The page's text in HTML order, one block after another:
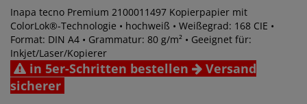
Inapa tecno Premium 2100011497 Kopierpapier mit
ColorLok®-Technologie • hochweiß • Weißegrad: 168 CIE •
Format: DIN A4 • Grammatur: 80 g/m² • Geeignet für:
Inkjet/Laser/Kopierer
in 5er-Schritten bestellen
Versand
sicherer